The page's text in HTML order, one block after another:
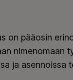
on pääosin
nimenomaan
ja